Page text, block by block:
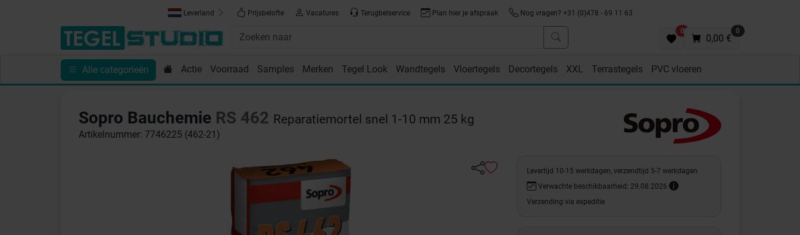
Leverland Prijsbelofte Vacatures Terugbelservice Plan hier je afspraak Nog vragen? +31 (0)478 - 69 11 63
0 0
0,00 €
Alle categorieën Actie Voorraad Samples Merken Tegel Look Wandtegels Vloertegels Decortegels XXL Terrastegels PVC vloeren
Sopro Bauchemie RS 462 Reparatiemortel snel 1-10 mm 25 kg
Artikelnummer: 7746225 (462-21)
Levertijd 10-15 werkdagen, verzendtijd 5-7 werkdagen
Verwachte beschikbaarheid: 29.08.2026
Verzending via expeditie